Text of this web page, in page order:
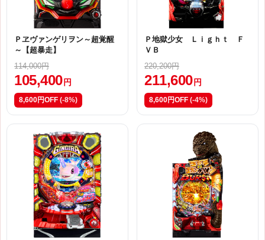
Ｐヱヴァンゲリヲン～超覚醒
～【超暴走】
114,000円
105,400 円
8,600円OFF (-8%)
Ｐ地獄少女 Ｌｉｇｈｔ Ｆ
ＶＢ
220,200円
211,600 円
8,600円OFF (-4%)